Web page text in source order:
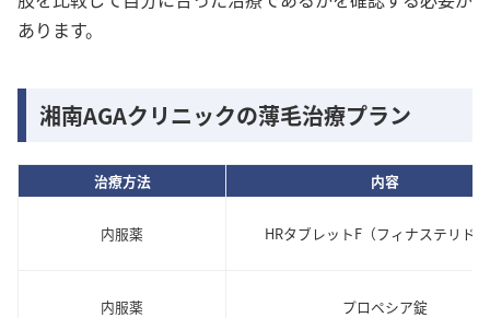
あります。
湘南AGAクリニックの薄毛治療プラン
治療方法 内容
内服薬 HRタブレットF（フィナステリド
内服薬 プロペシア錠